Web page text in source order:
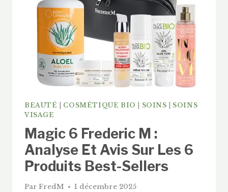
EST
RÉVOLUTION
DE
?
BEAUTÉ COSMÉTIQUE BIO SOINS
SOINS
VISAGE
Magic 6 Frederic M :
Analyse Et Avis Sur Les 6
Produits Best-Sellers
Par FredM 1 décembre 2025